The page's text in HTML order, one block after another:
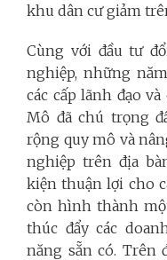
khu dân cư giảm
Cùng với đầu tư
nghiệp, những
các cấp lãnh đạo
Mô đã chú trọng
rộng quy mô và
nghiệp trên địa
kiện thuận lợi cho
còn hình thành
thúc đẩy các
năng sẵn có. Trên